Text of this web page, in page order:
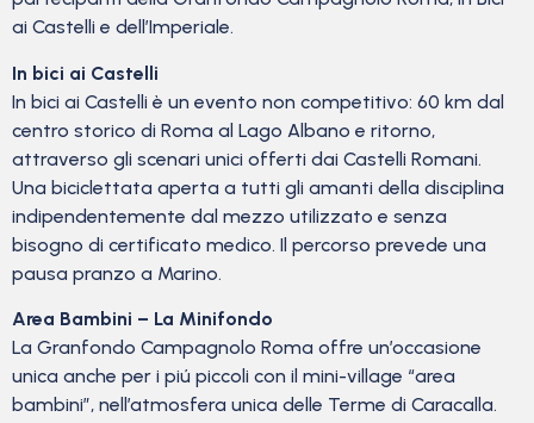
ai Castelli e dell’Imperiale.
In bici ai Castelli
In bici ai Castelli è un evento non competitivo: 60 km dal
centro storico di Roma al Lago Albano e ritorno,
attraverso gli scenari unici offerti dai Castelli Romani.
Una biciclettata aperta a tutti gli amanti della disciplina
indipendentemente dal mezzo utilizzato e senza
bisogno di certificato medico. Il percorso prevede una
pausa pranzo a Marino.
Area Bambini – La Minifondo
La Granfondo Campagnolo Roma offre un’occasione
unica anche per i piú piccoli con il mini-village “area
bambini”, nell’atmosfera unica delle Terme di Caracalla.